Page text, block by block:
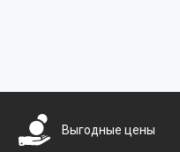
Выгодные цены